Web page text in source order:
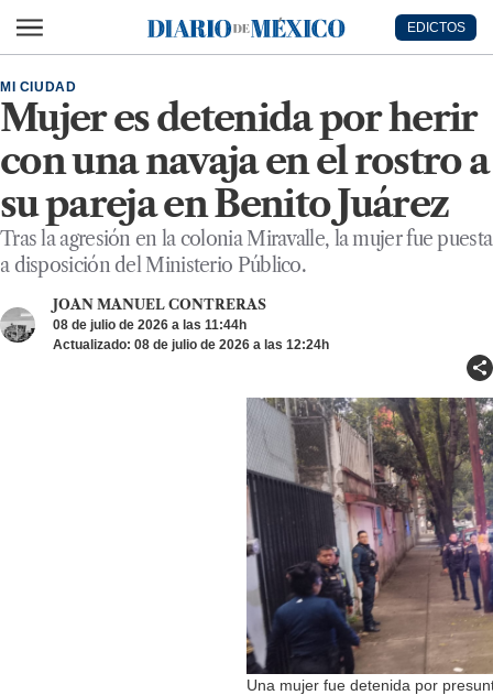
Diario de México
EDICTOS
Mujer es detenida por herir
con una navaja en el rostro a
su pareja en Benito Juárez
MI CIUDAD
Tras la agresión en la colonia Miravalle, la mujer fue puesta
a disposición del Ministerio Público.
JOAN MANUEL CONTRERAS
08 de julio de 2026 a las 11:44h
Actualizado: 08 de julio de 2026 a las 12:24h
Una mujer fue detenida por